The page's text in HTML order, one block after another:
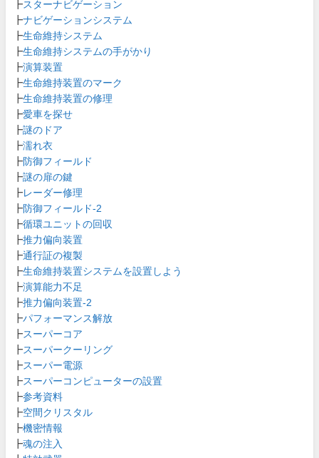
┣スターナビゲーション
┣ナビゲーションシステム
┣生命維持システム
┣生命維持システムの手がかり
┣演算装置
┣生命維持装置のマーク
┣生命維持装置の修理
┣愛車を探せ
┣謎のドア
┣濡れ衣
┣防御フィールド
┣謎の扉の鍵
┣レーダー修理
┣防御フィールド-2
┣循環ユニットの回収
┣推力偏向装置
┣通行証の複製
┣生命維持装置システムを設置しよう
┣演算能力不足
┣推力偏向装置-2
┣パフォーマンス解放
┣スーパーコア
┣スーパークーリング
┣スーパー電源
┣スーパーコンピューターの設置
┣参考資料
┣空間クリスタル
┣機密情報
┣魂の注入